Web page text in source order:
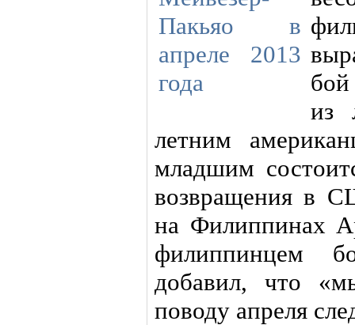
из
летним
младшим
возвращения в
на Филиппинах
филиппинцем
добавил, что
поводу апреля